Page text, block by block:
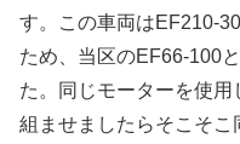
す。この車両はEF210-
ため、当区のEF66-100
た。同じモーターを使
組ませましたらそこそこ